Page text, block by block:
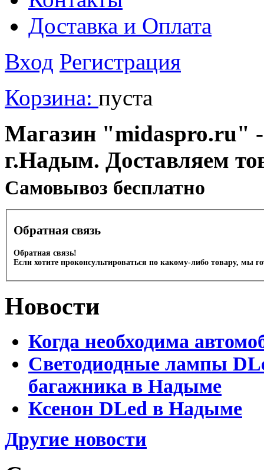
Доставка и Оплата
Вход Регистрация
Корзина: пуста
Магазин "midaspro.ru" -
г.Надым. Доставляем
Cамовывоз бесплатно
Обратная связь
Обратная связь!
Если хотите проконсультироваться по какому-либо товару, мы
Новости
Когда необходима
Светодиодные лампы
багажника в Надыме
Ксенон DLed в Надыме
Другие новости